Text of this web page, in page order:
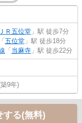
ＪＲ五位堂 」駅 徒歩7分
「 五位堂 」駅 徒歩18分
「 当麻寺 」駅 徒歩22分
9年)
する(無料)